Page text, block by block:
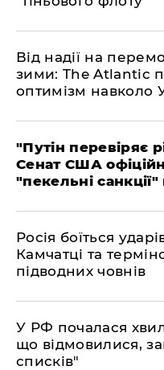
​Від надії на
зими: The Atlantic
оптимізм навколо
​"Путін перевіряє
Сенат США
"пекельні санкції"
​Росія боїться
Камчатці та
підводних човнів
​У РФ почалася
що відмовилися,
списків"